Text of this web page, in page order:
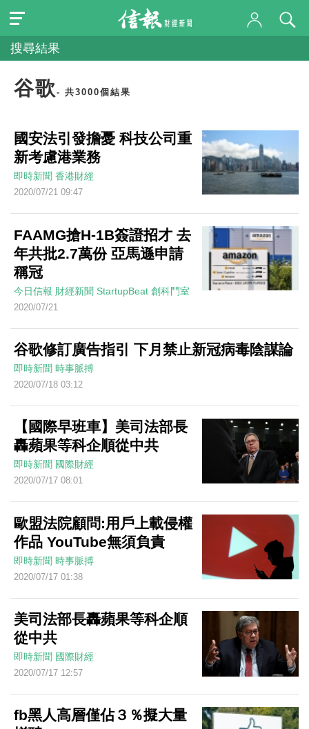
搜尋結果
谷歌 - 共3000個結果
國安法引發擔憂 科技公司重
新考慮港業務
即時新聞 香港財經
2020/07/21 09:47
FAAMG搶H-1B簽證招才 去
年共批2.7萬份 亞馬遜申請
稱冠
今日信報 財經新聞 StartupBeat 創科鬥室
2020/07/21
谷歌修訂廣告指引 下月禁止新冠病毒陰謀論
即時新聞 時事脈搏
2020/07/18 03:12
【國際早班車】美司法部長
轟蘋果等科企順從中共
即時新聞 國際財經
2020/07/17 08:01
歐盟法院顧問:用戶上載侵權
作品 YouTube無須負責
即時新聞 時事脈搏
2020/07/17 01:38
美司法部長轟蘋果等科企順
從中共
即時新聞 國際財經
2020/07/17 12:57
fb黑人高層僅佔３％擬大量